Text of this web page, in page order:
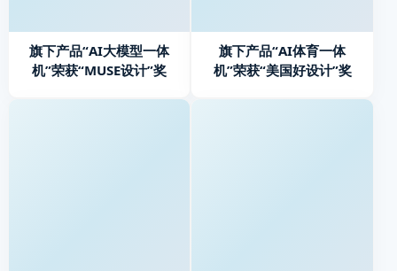
旗下产品“AI大模型一体
机”荣获“MUSE设计”奖
旗下产品“AI体育一体
机”荣获“美国好设计”奖